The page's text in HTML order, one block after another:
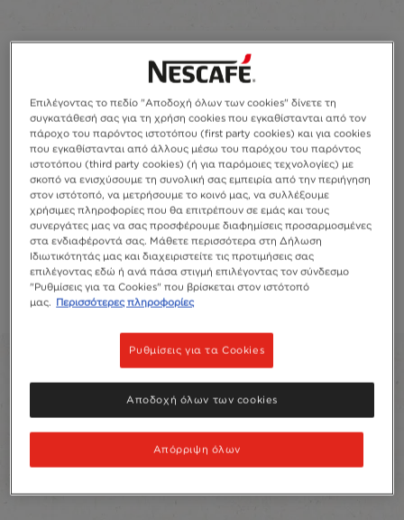
Επιλέγοντας το πεδίο "Αποδοχή όλων των cookies" δίνετε τη
συγκατάθεσή σας για τη χρήση cookies που εγκαθίστανται από τον
πάροχο του παρόντος ιστοτόπου (first party cookies) και για cookies
που εγκαθίστανται από άλλους μέσω του παρόχου του παρόντος
ιστοτόπου (third party cookies) (ή για παρόμοιες τεχνολογίες) με
σκοπό να ενισχύσουμε τη συνολική σας εμπειρία από την περιήγηση
στον ιστότοπό, να μετρήσουμε το κοινό μας, να συλλέξουμε
χρήσιμες πληροφορίες που θα επιτρέπουν σε εμάς και τους
συνεργάτες μας να σας προσφέρουμε διαφημίσεις προσαρμοσμένες
στα ενδιαφέροντά σας. Μάθετε περισσότερα στη Δήλωση
Ιδιωτικότητάς μας και διαχειριστείτε τις προτιμήσεις σας
επιλέγοντας εδώ ή ανά πάσα στιγμή επιλέγοντας τον σύνδεσμο
"Ρυθμίσεις για τα Cookies" που βρίσκεται στον ιστότοπό
μας. Περισσότερες πληροφορίες
Ρυθμίσεις για τα Cookies
Απόρριψη όλων
Αποδοχή όλων των cookies